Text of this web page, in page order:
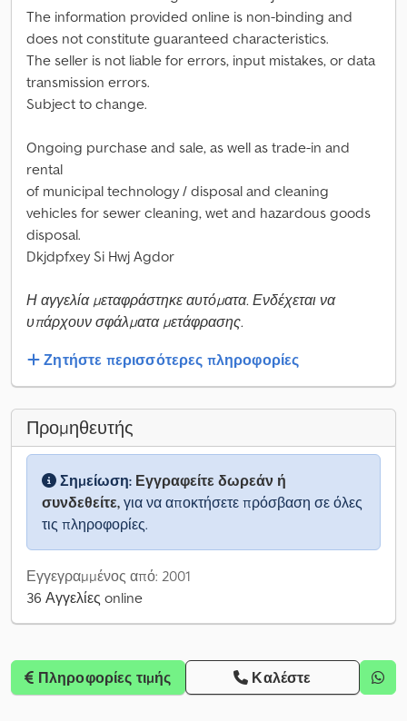
The information provided online is non-binding and
does not constitute guaranteed characteristics.
The seller is not liable for errors, input mistakes, or data
transmission errors.
Subject to change.
Ongoing purchase and sale, as well as trade-in and
rental
of municipal technology / disposal and cleaning
vehicles for sewer cleaning, wet and hazardous goods
disposal.
Dkjdpfxey Si Hwj Agdor
Η αγγελία μεταφράστηκε αυτόματα. Ενδέχεται να
υπάρχουν σφάλματα μετάφρασης.
Ζητήστε περισσότερες πληροφορίες
Προμηθευτής
Σημείωση: Εγγραφείτε δωρεάν ή
συνδεθείτε, για να αποκτήσετε πρόσβαση σε όλες
τις πληροφορίες.
Εγγεγραμμένος από: 2001
36 Αγγελίες online
Πληροφορίες τιμής Καλέστε